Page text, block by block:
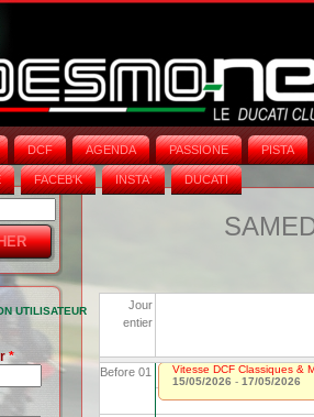
DCF AGENDA PASSIONE PISTA
FACEB'K INSTA‘ DUCATI
UTILISATEUR
*
Jour
entier
Before 01
Vitesse DCF Classiques &
15/05/2026 - 17/05/2026